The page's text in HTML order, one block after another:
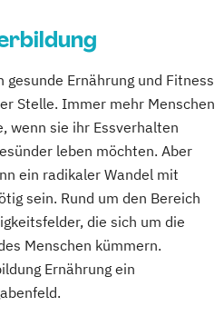
Ernährung und Fitness
Stelle. Immer mehr Menschen
wenn sie ihr Essverhalten
leben möchten. Aber
ein radikaler Wandel mit
sein. Rund um den Bereich
die sich um die
Menschen kümmern.
Ernährung ein